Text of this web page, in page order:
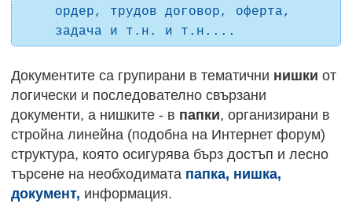
ордер, трудов договор, оферта,
задача и т.н. и т.н....
Документите са групирани в тематични нишки от
логически и последователно свързани
документи, а нишките - в папки, организирани в
стройна линейна (подобна на Интернет форум)
структура, която осигурява бърз достъп и лесно
търсене на необходимата папка, нишка,
документ, информация.